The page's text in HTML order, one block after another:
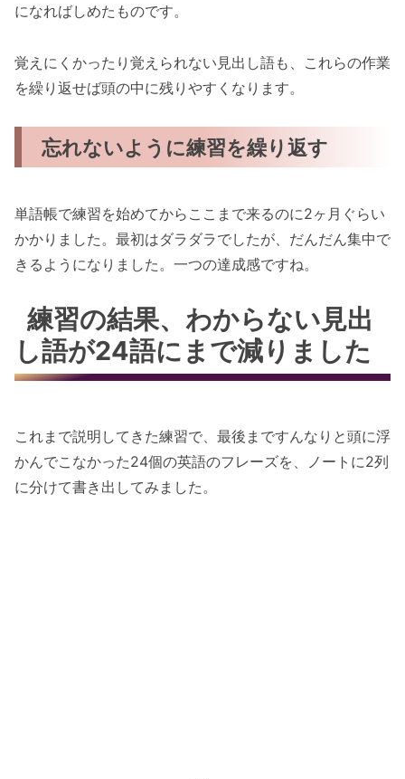
になればしめたものです。
覚えにくかったり覚えられない見出し語も、これらの作業
を繰り返せば頭の中に残りやすくなります。
忘れないように練習を繰り返す
単語帳で練習を始めてからここまで来るのに2ヶ月ぐらい
かかりました。最初はダラダラでしたが、だんだん集中で
きるようになりました。一つの達成感ですね。
練習の結果、わからない見出
し語が24語にまで減りました
これまで説明してきた練習で、最後まですんなりと頭に浮
かんでこなかった24個の英語のフレーズを、ノートに2列
に分けて書き出してみました。